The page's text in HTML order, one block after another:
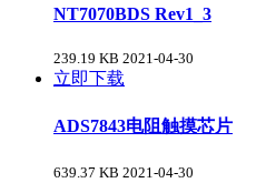
NT7070BDS Rev1_3
239.19 KB 2021-04-30
立即下载
ADS7843电阻触摸芯片
639.37 KB 2021-04-30